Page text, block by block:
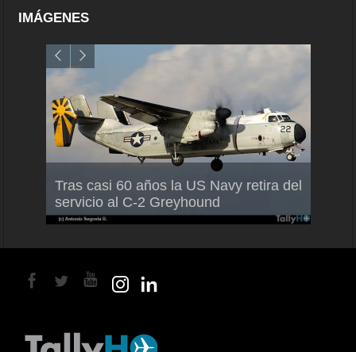
IMÁGENES
Tras casi 60 años la US Navy retira del
servicio al C-2 Greyhound
Air France-KLM anuncia a Guilhem
Mallet como nuevo Director General
para América Latina